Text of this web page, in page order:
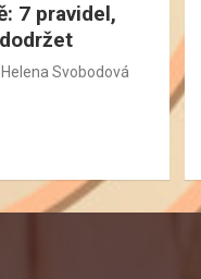
7 pravidel,
Helena Svobodová